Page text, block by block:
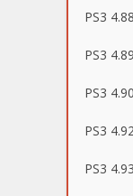
PS3
PS3
PS3
PS3
PS3